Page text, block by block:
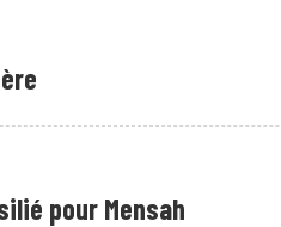
pour Mensah